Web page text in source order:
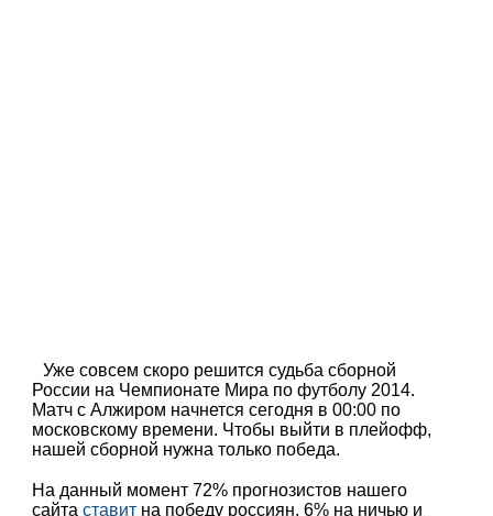
Уже совсем скоро решится судьба сборной
России на Чемпионате Мира по футболу 2014.
Матч с Алжиром начнется сегодня в 00:00 по
московскому времени. Чтобы выйти в плейофф,
нашей сборной нужна только победа.
На данный момент 72% прогнозистов нашего
сайтаставит на победу россиян, 6% на ничью и